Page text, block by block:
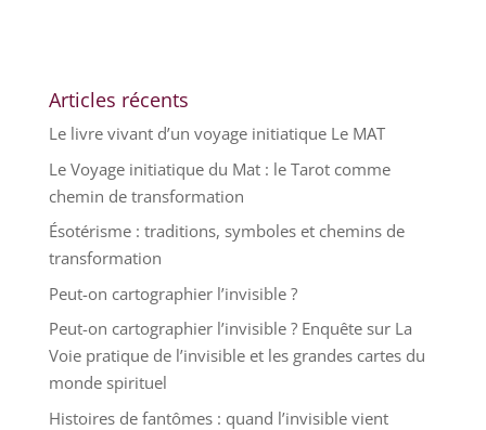
Articles récents
Le livre vivant d’un voyage initiatique Le MAT
Le Voyage initiatique du Mat : le Tarot comme
chemin de transformation
Ésotérisme : traditions, symboles et chemins de
transformation
Peut-on cartographier l’invisible ?
Peut-on cartographier l’invisible ? Enquête sur La
Voie pratique de l’invisible et les grandes cartes du
monde spirituel
Histoires de fantômes : quand l’invisible vient